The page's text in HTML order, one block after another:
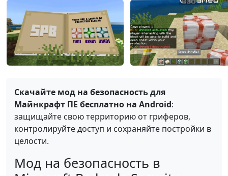
Скачайте мод на безопасность для
Майнкрафт ПЕ бесплатно на Android:
защищайте свою территорию от гриферов,
контролируйте доступ и сохраняйте постройки в
целости.
Мод на безопасность в